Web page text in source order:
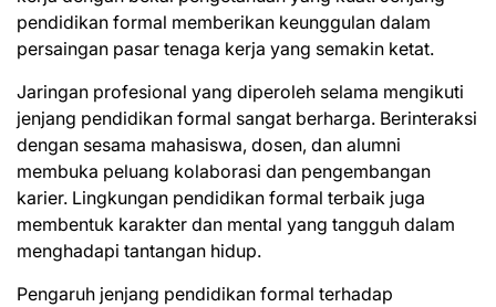
pendidikan formal memberikan keunggulan dalam
persaingan pasar tenaga kerja yang semakin ketat.
Jaringan profesional yang diperoleh selama mengikuti
jenjang pendidikan formal sangat berharga. Berinteraksi
dengan sesama mahasiswa, dosen, dan alumni
membuka peluang kolaborasi dan pengembangan
karier. Lingkungan pendidikan formal terbaik juga
membentuk karakter dan mental yang tangguh dalam
menghadapi tantangan hidup.
Pengaruh jenjang pendidikan formal terhadap